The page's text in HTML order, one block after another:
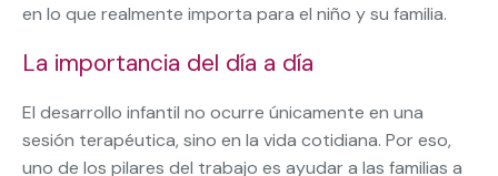
en lo que realmente importa para el niño y su familia.
La importancia del día a día
El desarrollo infantil no ocurre únicamente en una
sesión terapéutica, sino en la vida cotidiana. Por eso,
uno de los pilares del trabajo es ayudar a las familias a